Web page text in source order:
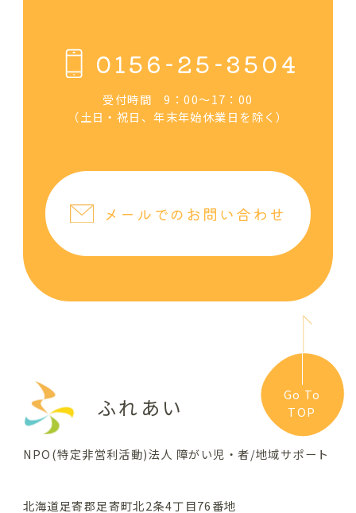
0156-25-3504
受付時間 9：00～17：00
（土日・祝日、年末年始休業日を除く）
メールでのお問い合わせ
Go To
TOP
ふれあい
NPO(特定非営利活動)法人 障がい児・者/地域サポート
北海道足寄郡足寄町北2条4丁目76番地